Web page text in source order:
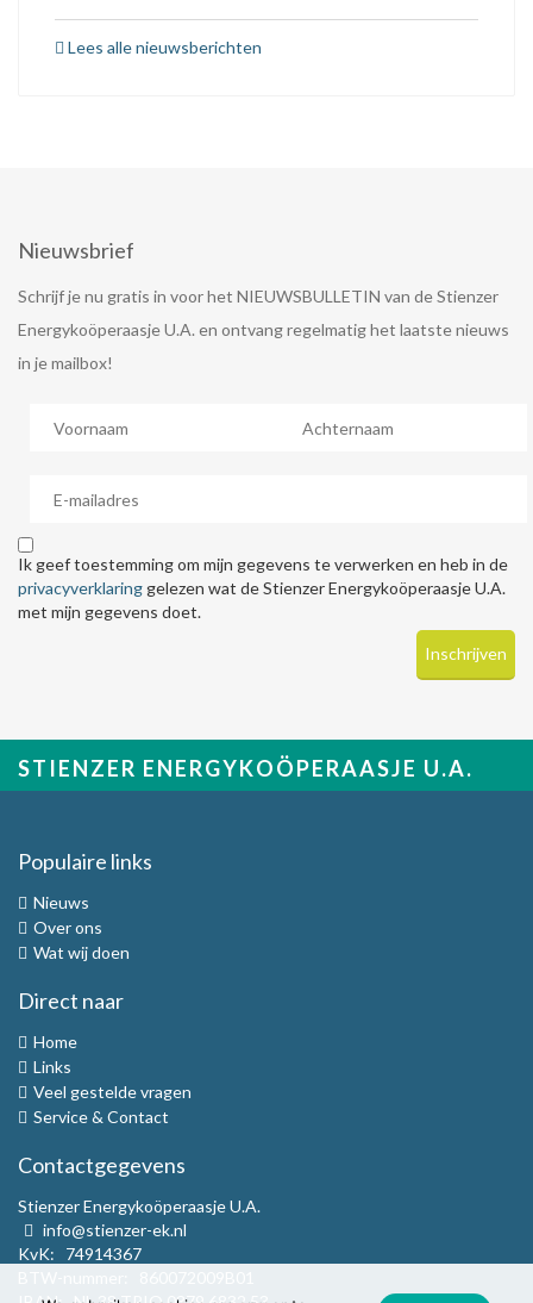
Lees alle nieuwsberichten
Nieuwsbrief
Schrijf je nu gratis in voor het NIEUWSBULLETIN van de Stienzer
Energykoöperaasje U.A. en ontvang regelmatig het laatste nieuws
in je mailbox!
Ik geef toestemming om mijn gegevens te verwerken en heb in de
privacyverklaring gelezen wat de Stienzer Energykoöperaasje U.A.
met mijn gegevens doet.
STIENZER ENERGYKOÖPERAASJE U.A.
Populaire links
Nieuws
Over ons
Wat wij doen
Direct naar
Home
Links
Veel gestelde vragen
Service & Contact
Contactgegevens
Stienzer Energykoöperaasje U.A.
info@stienzer-ek.nl
KvK: 74914367